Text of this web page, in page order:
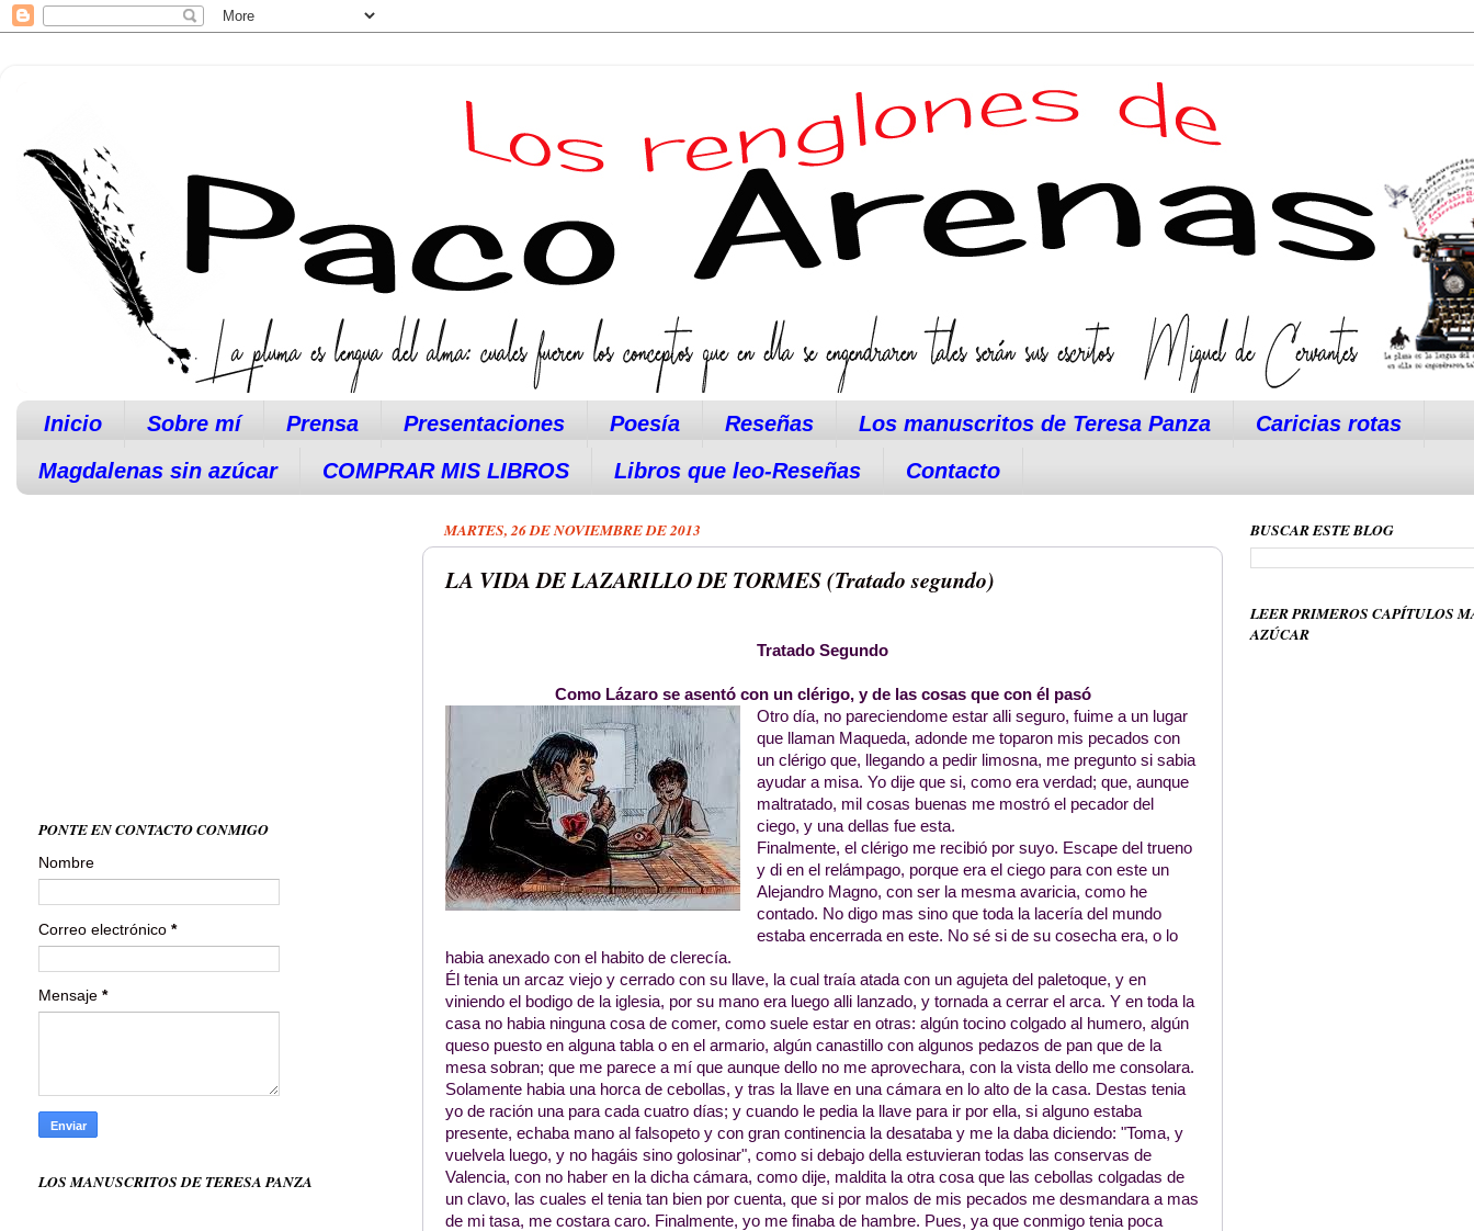
Inicio Sobre mí Prensa Presentaciones Poesía Reseñas Los manuscritos de Teresa Panza
Caricias rotas
Magdalenas sin azúcar
COMPRAR MIS LIBROS Libros que leo-Reseñas Contacto
MARTES, 26 DE NOVIEMBRE DE 2013
LA VIDA DE LAZARILLO DE TORMES (Tratado segundo)
Tratado Segundo
Como Lázaro se asentó con un clérigo, y de las cosas que con él pasó
Otro día, no pareciendome estar alli seguro, fuime a un lugar
que llaman Maqueda, adonde me toparon mis pecados con
un clérigo que, llegando a pedir limosna, me pregunto si sabia
ayudar a misa. Yo dije que si, como era verdad; que, aunque
maltratado, mil cosas buenas me mostró el pecador del
ciego, y una dellas fue esta.
Finalmente, el clérigo me recibió por suyo. Escape del trueno
y di en el relámpago, porque era el ciego para con este un
Alejandro Magno, con ser la mesma avaricia, como he
contado. No digo mas sino que toda la lacería del mundo
estaba encerrada en este. No sé si de su cosecha era, o lo
habia anexado con el habito de clerecía.
Él tenia un arcaz viejo y cerrado con su llave, la cual traía atada con un agujeta del paletoque, y en
viniendo el bodigo de la iglesia, por su mano era luego alli lanzado, y tornada a cerrar el arca. Y en toda la
casa no habia ninguna cosa de comer, como suele estar en otras: algún tocino colgado al humero, algún
queso puesto en alguna tabla o en el armario, algún canastillo con algunos pedazos de pan que de la
mesa sobran; que me parece a mí que aunque dello no me aprovechara, con la vista dello me consolara.
Solamente habia una horca de cebollas, y tras la llave en una cámara en lo alto de la casa. Destas tenia
yo de ración una para cada cuatro días; y cuando le pedia la llave para ir por ella, si alguno estaba
presente, echaba mano al falsopeto y con gran continencia la desataba y me la daba diciendo: "Toma, y
vuelvela luego, y no hagáis sino golosinar", como si debajo della estuvieran todas las conservas de
Valencia, con no haber en la dicha cámara, como dije, maldita la otra cosa que las cebollas colgadas de
un clavo, las cuales el tenia tan bien por cuenta, que si por malos de mis pecados me desmandara a mas
de mi tasa, me costara caro. Finalmente, yo me finaba de hambre. Pues, ya que conmigo tenia poca
PONTE EN CONTACTO CONMIGO
Nombre
Correo electrónico *
Mensaje *
LOS MANUSCRITOS DE TERESA PANZA
BUSCAR ESTE BLOG
LEER PRIMEROS CAPÍTULOS
AZÚCAR